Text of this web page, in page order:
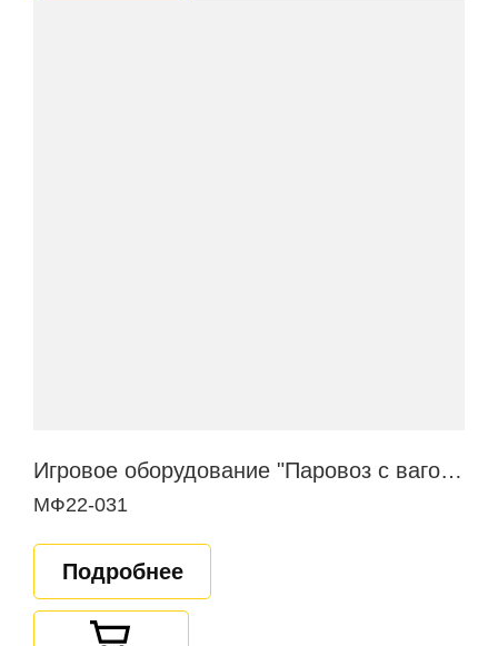
Игровое оборудование "Паровоз с вагончиком"
МФ22-031
Подробнее